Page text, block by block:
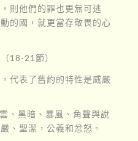
則他們的罪也更無可逃
的國，就更當存敬畏的心
18-21節）
代表了舊約的特性是威嚴
、黑暗、暴風、角聲與說
、聖潔，公義和忿怒。